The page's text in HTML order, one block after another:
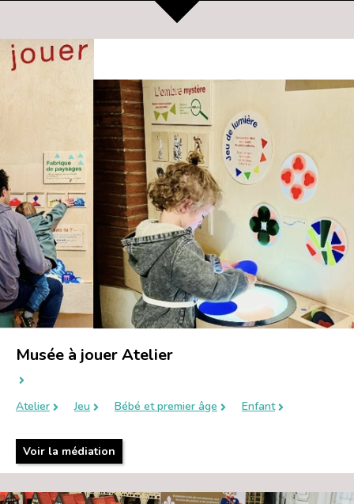
Musée à jouer Atelier
Atelier Jeu Bébé et premier âge Enfant
Voir la médiation